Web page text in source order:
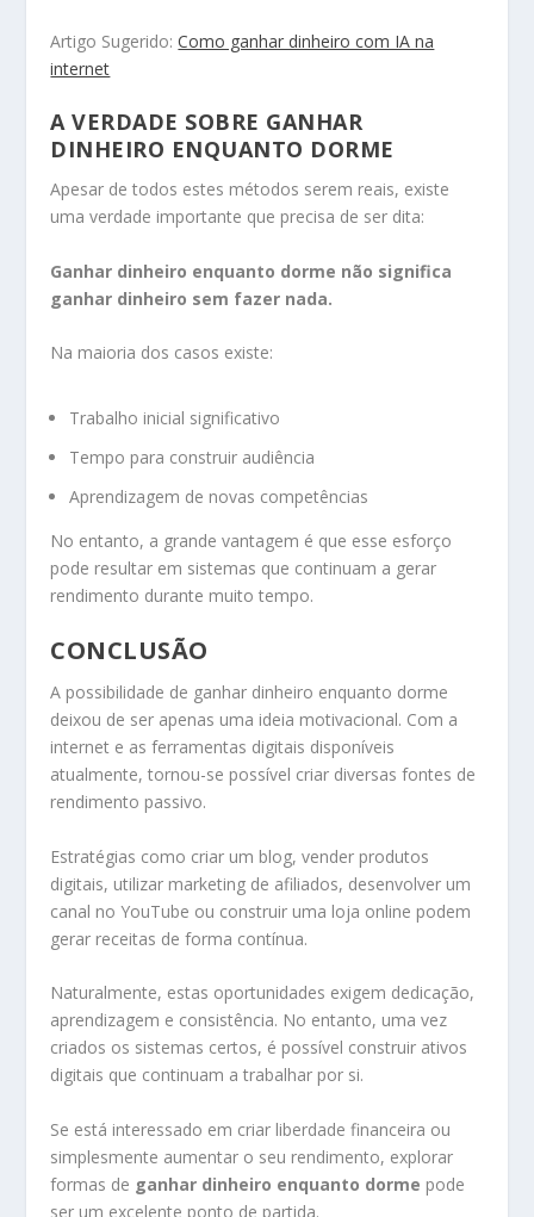
Artigo Sugerido:Como ganhar dinheiro com IA na
internet
A VERDADE SOBRE GANHAR
DINHEIRO ENQUANTO DORME
Apesar de todos estes métodos serem reais, existe
uma verdade importante que precisa de ser dita:
Ganhar dinheiro enquanto dorme não significa
ganhar dinheiro sem fazer nada.
Na maioria dos casos existe:
Trabalho inicial significativo
Tempo para construir audiência
Aprendizagem de novas competências
No entanto, a grande vantagem é que esse esforço
pode resultar em sistemas que continuam a gerar
rendimento durante muito tempo.
CONCLUSÃO
A possibilidade de ganhar dinheiro enquanto dorme
deixou de ser apenas uma ideia motivacional. Com a
internet e as ferramentas digitais disponíveis
atualmente, tornou-se possível criar diversas fontes de
rendimento passivo.
Estratégias como criar um blog, vender produtos
digitais, utilizar marketing de afiliados, desenvolver um
canal no YouTube ou construir uma loja online podem
gerar receitas de forma contínua.
Naturalmente, estas oportunidades exigem dedicação,
aprendizagem e consistência. No entanto, uma vez
criados os sistemas certos, é possível construir ativos
digitais que continuam a trabalhar por si.
Se está interessado em criar liberdade financeira ou
simplesmente aumentar o seu rendimento, explorar
formas de ganhar dinheiro enquanto dorme pode
ser um excelente ponto de partida.